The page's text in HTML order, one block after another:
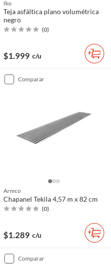
Iko
Teja asfáltica plano volumétrica
negro
(0)
$1.999 c/u
comparar
Armco
Chapanel Tekila 4,57 m x 82 cm
(0)
$1.289 c/u
comparar